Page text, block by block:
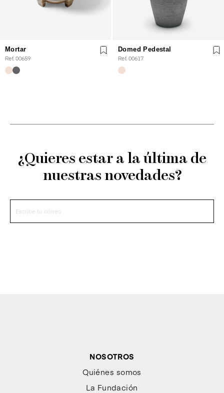
Mortar
Ref. 00659
Domed Pedestal
Ref. 00617
¿Quieres estar a la última de
nuestras novedades?
NOSOTROS
Quiénes somos
La Fundación